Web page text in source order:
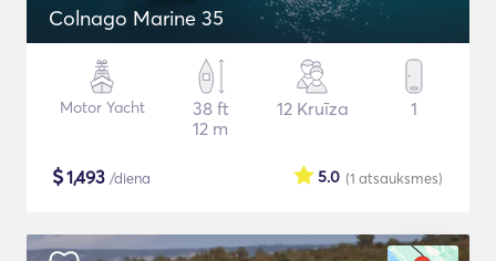
Colnago Marine 35
Motor Yacht
38 ft
12 m
12 Kruīza 1
$1,493 /diena (1 atsauksmes)
5.0